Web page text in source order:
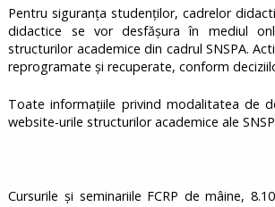
Pentru siguranța studenților, cadrelor
didactice se vor desfășura în mediul
structurilor academice din cadrul SNSPA.
reprogramate și recuperate, conform
Toate informațiile privind modalitatea de
website-urile structurilor academice ale
Cursurile și seminariile FCRP de mâine,